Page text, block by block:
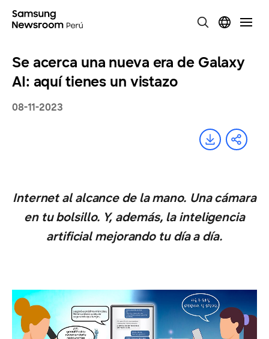
Se acerca una nueva era de Galaxy
AI: aquí tienes un vistazo
08-11-2023
Internet al alcance de la mano. Una cámara
en tu bolsillo. Y, además, la inteligencia
artificial mejorando tu día a día.